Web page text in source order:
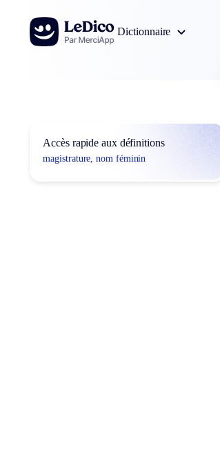
Aller au contenu
Dictionnaire
Accès rapide aux définitions
magistrature, nom féminin